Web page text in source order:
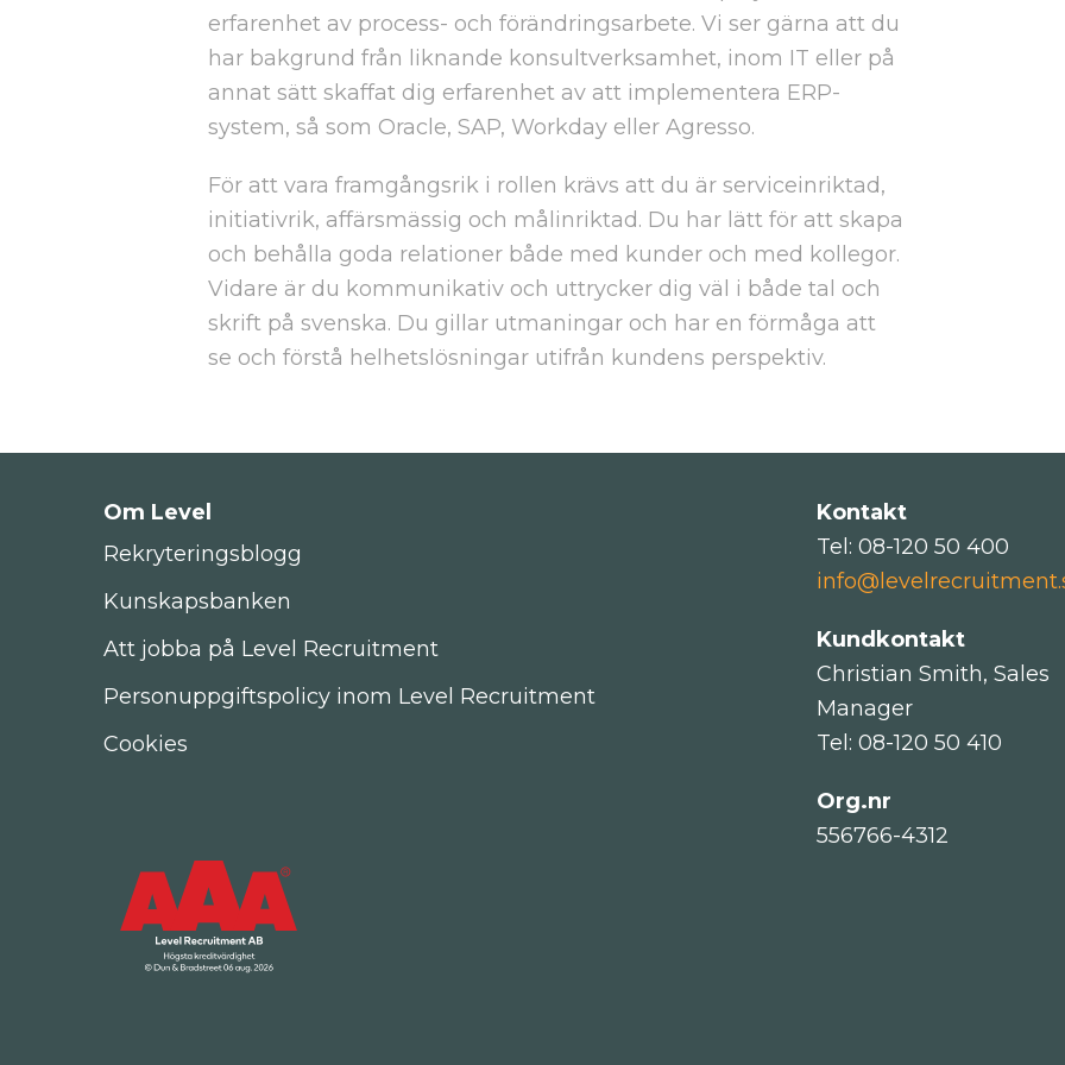
erfarenhet av process- och förändringsarbete. Vi ser gärna att du
har bakgrund från liknande konsultverksamhet, inom IT eller på
annat sätt skaffat dig erfarenhet av att implementera ERP-
system, så som Oracle, SAP, Workday eller Agresso.
För att vara framgångsrik i rollen krävs att du är serviceinriktad,
initiativrik, affärsmässig och målinriktad. Du har lätt för att skapa
och behålla goda relationer både med kunder och med kollegor.
Vidare är du kommunikativ och uttrycker dig väl i både tal och
skrift på svenska. Du gillar utmaningar och har en förmåga att
se och förstå helhetslösningar utifrån kundens perspektiv.
Om Level
Rekryteringsblogg
Kunskapsbanken
Att jobba på Level Recruitment
Personuppgiftspolicy inom Level Recruitment
Cookies
Kontakt
Tel: 08-120 50 400
Kundkontakt
Christian Smith, Sales
Manager
Tel: 08-120 50 410
Org.nr
556766-4312